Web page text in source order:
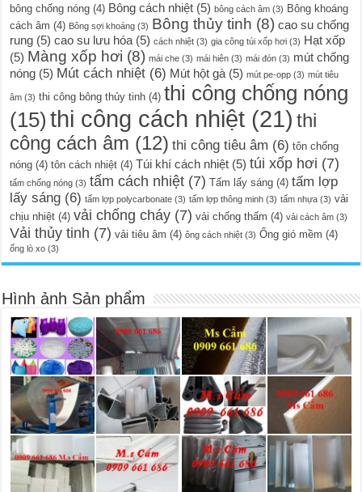
bông chống nóng (4) Bông cách nhiệt (5) bông cách âm (3) Bông khoáng
cách âm (4) Bông sợi khoáng (3) Bông thủy tinh (8) cao su chống
rung (5) cao su lưu hóa (5) cách nhiệt (3) gia công túi xốp hơi (3) Hạt xốp
(5) Màng xốp hơi (8) mái che (3) mái hiên (3) mái đón (3) mút chống
nóng (5) Mút cách nhiệt (6) Mút hột gà (5) mút pe-opp (3) mút tiêu
âm (3) thi công bông thủy tinh (4) thi công chống nóng
(15) thi công cách nhiệt (21) thi
công cách âm (12) thi công tiêu âm (6) tôn chống
nóng (4) tôn cách nhiệt (4) Túi khí cách nhiệt (5) túi xốp hơi (7)
tấm chống nóng (3) tấm cách nhiệt (7) Tấm lấy sáng (4) tấm lợp
lấy sáng (6) tấm lợp polycarbonate (3) tấm lợp thông minh (3) tấm nhựa (3) vải
chịu nhiệt (4) vải chống cháy (7) vải chống thấm (4) vải cách âm (3)
Vải thủy tinh (7) vải tiêu âm (4) ông cách nhiệt (3) Ống gió mềm (4)
ống lò xo (3)
Hình ảnh Sản phẩm